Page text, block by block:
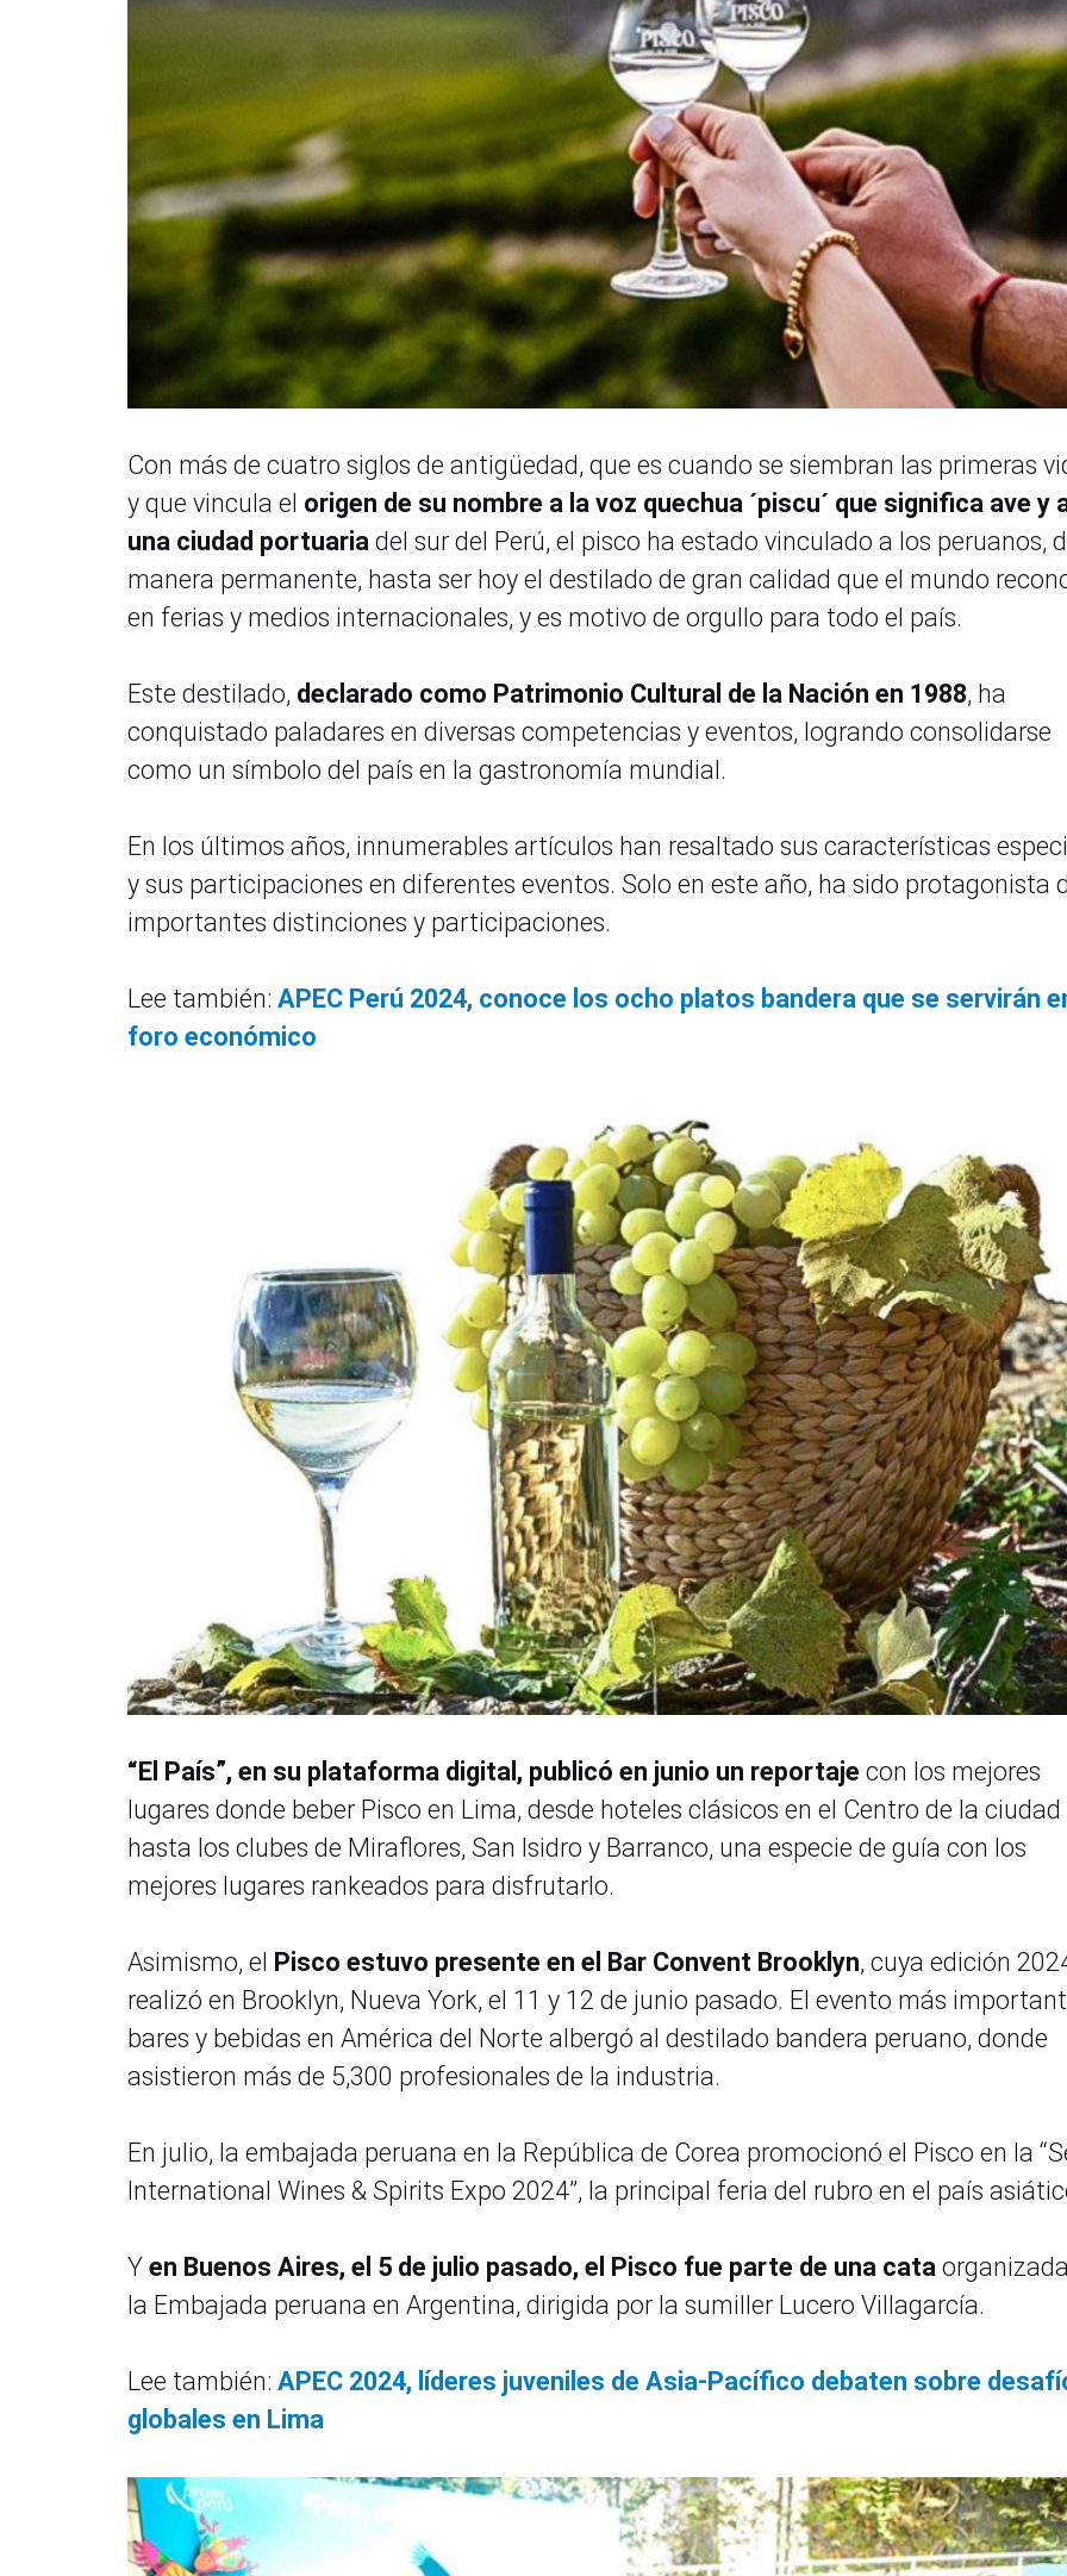
Con más de cuatro siglos de antigüedad, que es cuando se siembran las primeras
y que vincula el origen de su nombre a la voz quechua ´piscu´ que significa ave y
una ciudad portuaria del sur del Perú, el pisco ha estado vinculado a los peruanos,
manera permanente, hasta ser hoy el destilado de gran calidad que el mundo
en ferias y medios internacionales, y es motivo de orgullo para todo el país.
Este destilado, declarado como Patrimonio Cultural de la Nación en 1988, ha
conquistado paladares en diversas competencias y eventos, logrando consolidarse
como un símbolo del país en la gastronomía mundial.
En los últimos años, innumerables artículos han resaltado sus características
y sus participaciones en diferentes eventos. Solo en este año, ha sido protagonista
importantes distinciones y participaciones.
Lee también: APEC Perú 2024, conoce los ocho platos bandera que se servirán
foro económico
“El País”, en su plataforma digital, publicó en junio un reportaje con los mejores
lugares donde beber Pisco en Lima, desde hoteles clásicos en el Centro de la ciudad
hasta los clubes de Miraflores, San Isidro y Barranco, una especie de guía con los
mejores lugares rankeados para disfrutarlo.
Asimismo, el Pisco estuvo presente en el Bar Convent Brooklyn, cuya edición
realizó en Brooklyn, Nueva York, el 11 y 12 de junio pasado. El evento más
bares y bebidas en América del Norte albergó al destilado bandera peruano, donde
asistieron más de 5,300 profesionales de la industria.
En julio, la embajada peruana en la República de Corea promocionó el Pisco en la
International Wines & Spirits Expo 2024”, la principal feria del rubro en el país
Y en Buenos Aires, el 5 de julio pasado, el Pisco fue parte de una cata
la Embajada peruana en Argentina, dirigida por la sumiller Lucero Villagarcía.
Lee también: APEC 2024, líderes juveniles de Asia-Pacífico debaten sobre
globales en Lima